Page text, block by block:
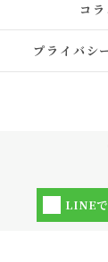
LINE
コラ
プライバシ
© 2026 福岡